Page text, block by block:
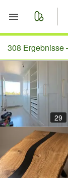
Start
Merkliste
Anzeige
308 Ergebnisse
29